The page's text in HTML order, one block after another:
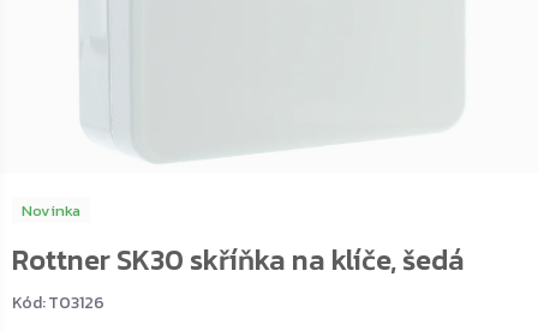
Novinka
Rottner SK30 skříňka na klíče, šedá
Kód:T03126